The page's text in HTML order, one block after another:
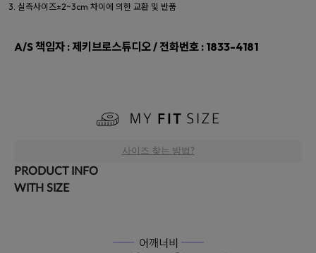
실측사이즈±2~3cm 차이에 의한 교환 및 반품
A/S 책임자 : 제키브로스튜디오 / 전화번호 : 1833-4181